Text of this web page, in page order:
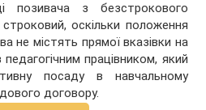
позивача з безстрокового
оскільки положення
не містять прямої вказівки на
працівником, який
посаду в навчальному
договору.